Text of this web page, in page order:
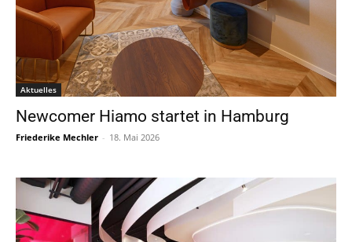
Aktuelles
Newcomer Hiamo startet in Hamburg
Friederike Mechler - 18. Mai 2026